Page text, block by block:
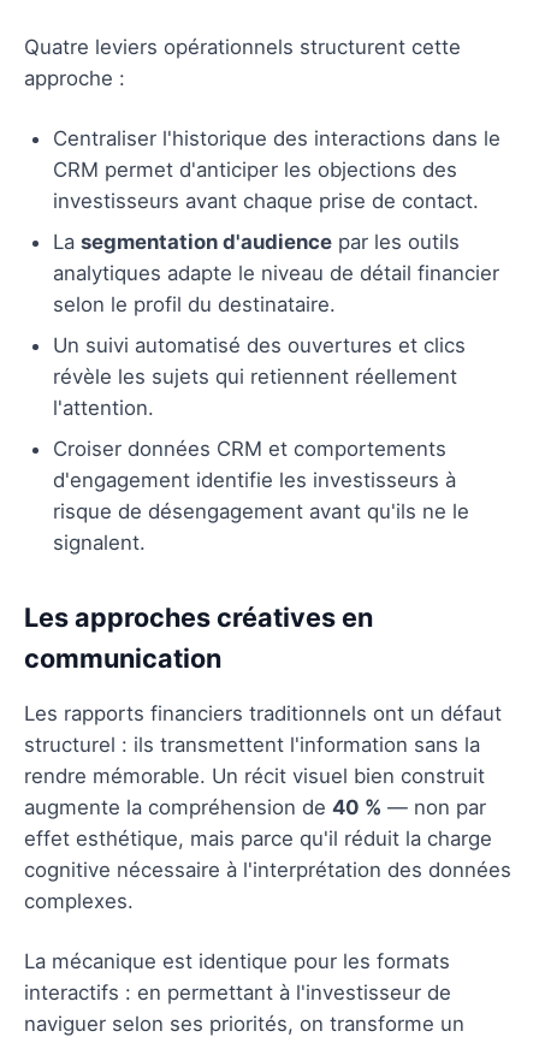
Quatre leviers opérationnels structurent cette
approche :
Centraliser l'historique des interactions dans le
CRM permet d'anticiper les objections des
investisseurs avant chaque prise de contact.
La segmentation d'audience par les outils
analytiques adapte le niveau de détail financier
selon le profil du destinataire.
Un suivi automatisé des ouvertures et clics
révèle les sujets qui retiennent réellement
l'attention.
Croiser données CRM et comportements
d'engagement identifie les investisseurs à
risque de désengagement avant qu'ils ne le
signalent.
Les approches créatives en
communication
Les rapports financiers traditionnels ont un défaut
structurel : ils transmettent l'information sans la
rendre mémorable. Un récit visuel bien construit
augmente la compréhension de 40 % — non par
effet esthétique, mais parce qu'il réduit la charge
cognitive nécessaire à l'interprétation des données
complexes.
La mécanique est identique pour les formats
interactifs : en permettant à l'investisseur de
naviguer selon ses priorités, on transforme un